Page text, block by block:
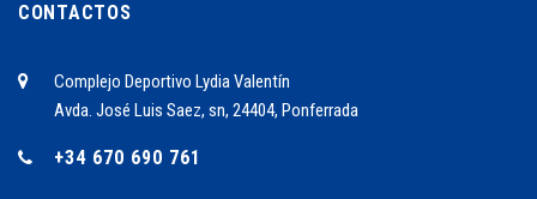
CONTACTOS
Complejo Deportivo Lydia Valentín
Avda. José Luis Saez, sn, 24404, Ponferrada
+34 670 690 761